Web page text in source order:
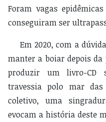
Foram vagas
conseguiram ser
Em 2020, com a
manter a boiar depois
produzir um livro-CD
travessia polo mar
coletivo, uma
evocam a história deste